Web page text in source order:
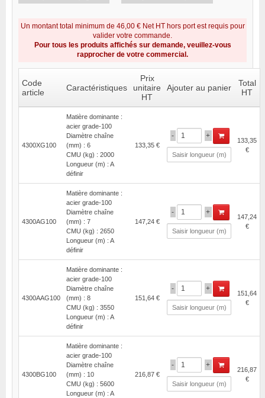
Un montant total minimum de 46,00 € Net HT hors port est requis pour
valider votre commande.
Pour tous les produits affichés sur demande, veuillez-vous
rapprocher de votre commercial.
Code
article
Caractéristiques
Prix
unitaire
HT
Ajouter au panier
Total
HT
4300XG100
Matière dominante :
acier grade-100
Diamètre chaîne
(mm) : 6
CMU (kg) : 2000
Longueur (m) : A
définir
133,35 €
- +
133,35
€
4300AG100
Matière dominante :
acier grade-100
Diamètre chaîne
(mm) : 7
CMU (kg) : 2650
Longueur (m) : A
définir
147,24 €
- +
147,24
€
4300AAG100
Matière dominante :
acier grade-100
Diamètre chaîne
(mm) : 8
CMU (kg) : 3550
Longueur (m) : A
définir
151,64 €
- +
151,64
€
4300BG100
Matière dominante :
acier grade-100
Diamètre chaîne
(mm) : 10
CMU (kg) : 5600
Longueur (m) : A
216,87 €
- +
216,87
€